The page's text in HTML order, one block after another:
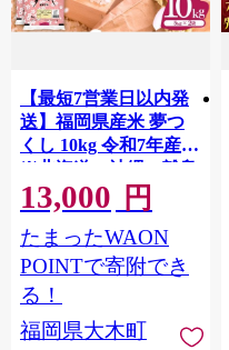
【最短7営業日以内発
送】福岡県産米 夢つ
くし 10kg 令和7年産
※北海道・沖縄・離島
は配送不可 |【精米 単
一米 単一原料米 7年産
国産 お米 ブランド米
5kg × 2 ゆめつくし】
CY009_01
13,000 円
たまったWAON
POINTで寄附でき
る！
福岡県大木町